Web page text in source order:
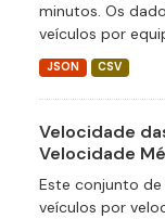
minutos. Os
veículos por
JSON CSV
Velocidade
Velocidade
Este conjunto
veículos por